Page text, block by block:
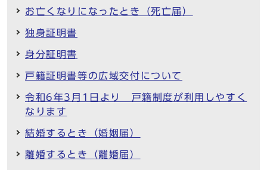
お亡くなりになったとき（死亡届）
独身証明書
身分証明書
戸籍証明書等の広域交付について
令和6年3月1日より 戸籍制度が利用しやすく
なります
結婚するとき（婚姻届）
離婚するとき（離婚届）